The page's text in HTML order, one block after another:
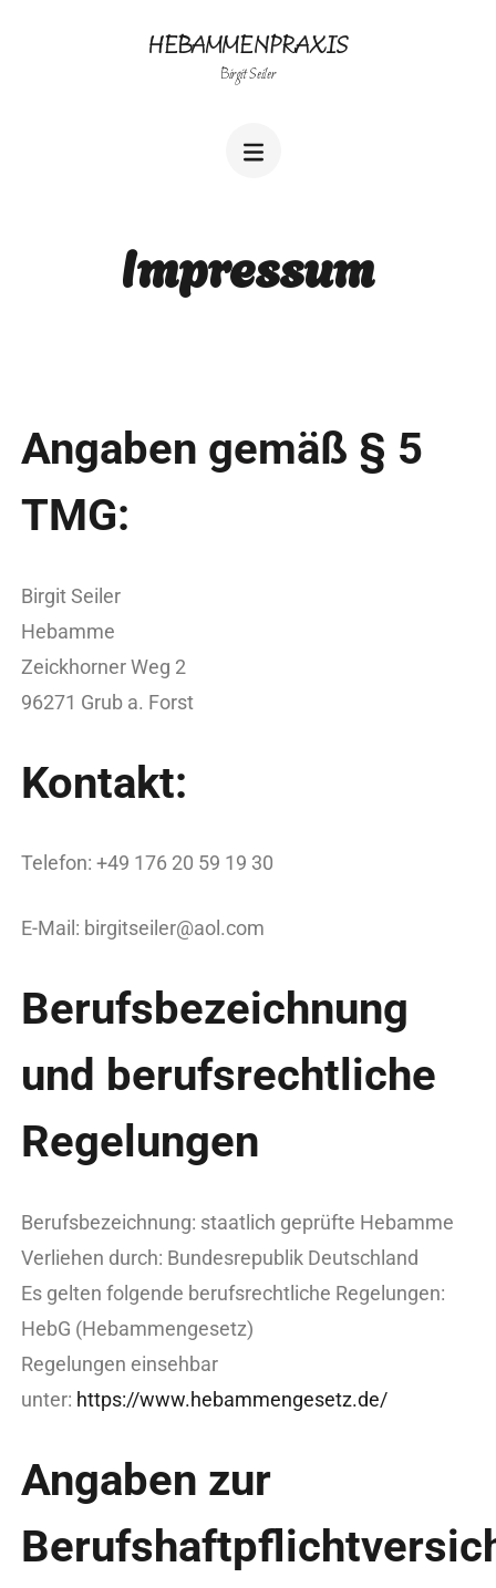
HEBAMMENPRAXIS
Birgit Seiler
Impressum
Angaben gemäß § 5
TMG:
Birgit Seiler
Hebamme
Zeickhorner Weg 2
96271 Grub a. Forst
Kontakt:
Telefon: +49 176 20 59 19 30
E-Mail: birgitseiler@aol.com
Berufsbezeichnung
und berufsrechtliche
Regelungen
Berufsbezeichnung: staatlich geprüfte Hebamme
Verliehen durch: Bundesrepublik Deutschland
Es gelten folgende berufsrechtliche Regelungen:
HebG (Hebammengesetz)
Regelungen einsehbar
unter: https://www.hebammengesetz.de/
Angaben zur